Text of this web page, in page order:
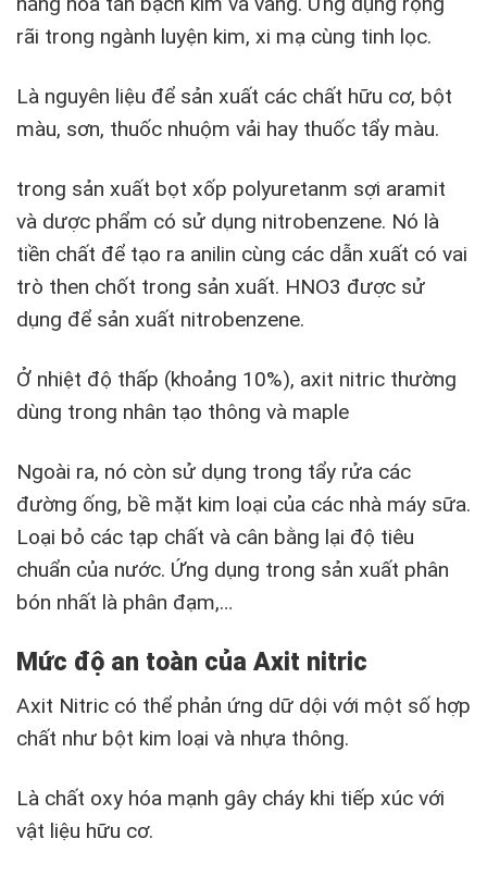
rãi trong ngành luyện kim, xi mạ cùng tinh lọc.
Là nguyên liệu để sản xuất các chất hữu cơ, bột
màu, sơn, thuốc nhuộm vải hay thuốc tẩy màu.
trong sản xuất bọt xốp polyuretanm sợi aramit
và dược phẩm có sử dụng nitrobenzene. Nó là
tiền chất để tạo ra anilin cùng các dẫn xuất có vai
trò then chốt trong sản xuất. HNO3 được sử
dụng để sản xuất nitrobenzene.
Ở nhiệt độ thấp (khoảng 10%), axit nitric thường
dùng trong nhân tạo thông và maple
Ngoài ra, nó còn sử dụng trong tẩy rửa các
đường ống, bề mặt kim loại của các nhà máy sữa.
Loại bỏ các tạp chất và cân bằng lại độ tiêu
chuẩn của nước. Ứng dụng trong sản xuất phân
bón nhất là phân đạm,…
Mức độ an toàn của Axit nitric
Axit Nitric có thể phản ứng dữ dội với một số hợp
chất như bột kim loại và nhựa thông.
Là chất oxy hóa mạnh gây cháy khi tiếp xúc với
vật liệu hữu cơ.